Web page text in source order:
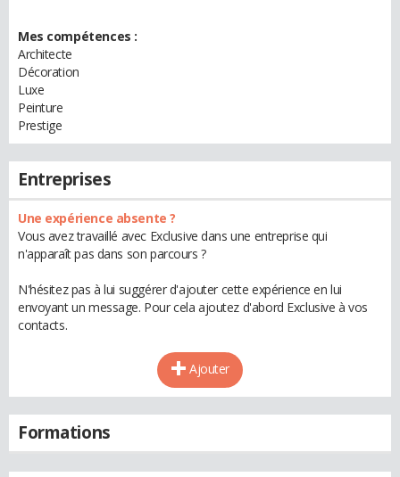
Mes compétences :
Architecte
Décoration
Luxe
Peinture
Prestige
Entreprises
Une expérience absente ?
Vous avez travaillé avec Exclusive dans une entreprise qui
n'apparaît pas dans son parcours ?
N'hésitez pas à lui suggérer d'ajouter cette expérience en lui
envoyant un message. Pour cela ajoutez d'abord Exclusive à vos
contacts.
Ajouter
Formations